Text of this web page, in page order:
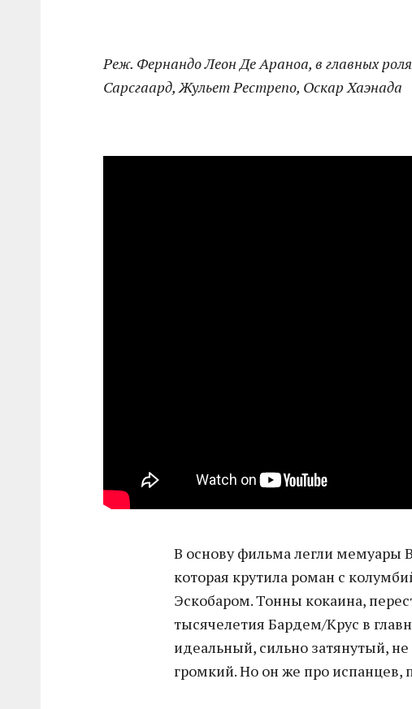
Реж. Фернандо Леон Де Араноа, в главных
Сарсгаард, Жульет Рестрепо, Оскар Хаэнада
В основу фильма легли мемуары
которая крутила роман с
Эскобаром. Тонны кокаина,
тысячелетия Бардем/Крус в
идеальный, сильно затянутый,
громкий. Но он же про испанцев,